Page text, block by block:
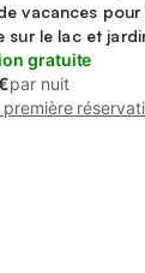
vacances
sur le lac et
gratuite
par nuit